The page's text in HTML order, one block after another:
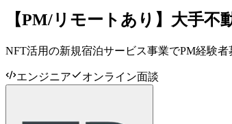
【PM/リモートあり】大手
NFT活用の新規宿泊サービス事業でPM経験
エンジニア オンライン面談